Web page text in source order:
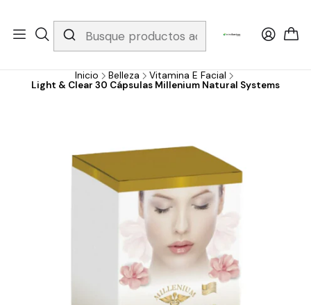
Whatsapp 3229079958/ Fijo 6019251796 / Envios a todo el país y
gratis apartir de 199.000!
Inicio Belleza
Vitamina E Facial
Light & Clear 30 Cápsulas Millenium Natural Systems